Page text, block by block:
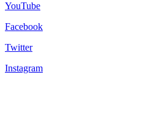
YouTube
Facebook
Twitter
Instagram